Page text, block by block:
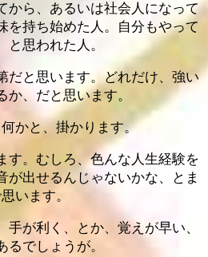
から、あるいは社会人になって
を持ち始めた人。自分もやって
と思われた人。
だと思います。どれだけ、強い
か、だと思います。
かと、掛かります。
す。むしろ、色んな人生経験を
が出せるんじゃないかな、とま
います。
が利く、とか、覚えが早い、
るでしょうが。